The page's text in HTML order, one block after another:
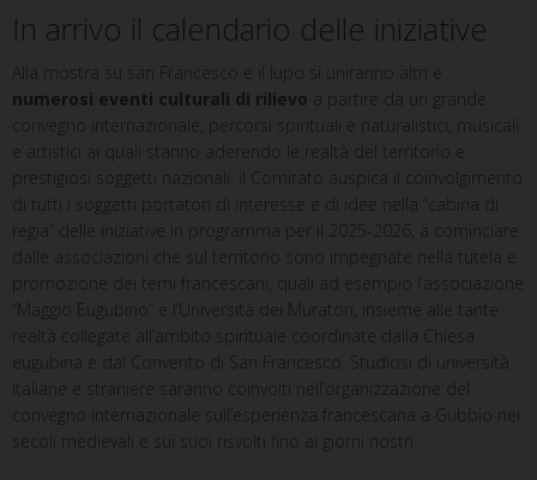
In arrivo il calendario delle iniziative
Alla mostra su san Francesco e il lupo si uniranno altri e
numerosi eventi culturali di rilievo a partire da un grande
convegno internazionale, percorsi spirituali e naturalistici, musicali
e artistici ai quali stanno aderendo le realtà del territorio e
prestigiosi soggetti nazionali: il Comitato auspica il coinvolgimento
di tutti i soggetti portatori di interesse e di idee nella “cabina di
regia” delle iniziative in programma per il 2025-2026, a cominciare
dalle associazioni che sul territorio sono impegnate nella tutela e
promozione dei temi francescani, quali ad esempio l’associazione
“Maggio Eugubino” e l’Università dei Muratori, insieme alle tante
realtà collegate all’ambito spirituale coordinate dalla Chiesa
eugubina e dal Convento di San Francesco. Studiosi di università
italiane e straniere saranno coinvolti nell’organizzazione del
convegno internazionale sull’esperienza francescana a Gubbio nei
secoli medievali e sui suoi risvolti fino ai giorni nostri.